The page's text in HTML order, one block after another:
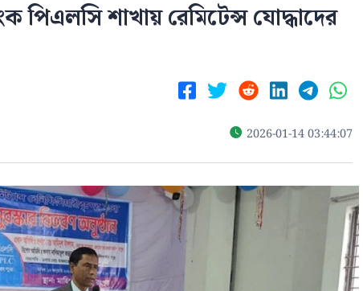
পিএলসি শাখায় রেমিটেন্স যোদ্ধাদের
2026-01-14 03:44:07